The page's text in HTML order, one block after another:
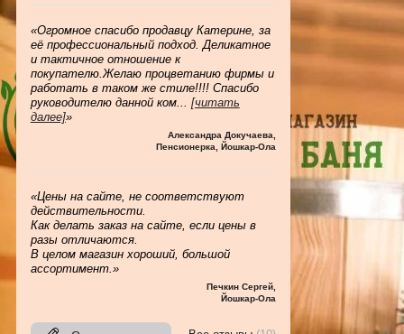
«Огромное спасибо продавцу Катерине, за
её профессиональный подход. Деликатное
и тактичное отношение к
покупателю.Желаю процветанию фирмы и
работать в таком же стиле!!!! Спасибо
руководителю данной ком... [читать
далее]»
Александра Докучаева
Пенсионерка, Йошкар-Ола
«Цены на сайте, не соответствуют
действительности.
Как делать заказ на сайте, если цены в
разы отличаются.
В целом магазин хороший, большой
ассортимент.»
Печкин Сергей,
Йошкар-Ола